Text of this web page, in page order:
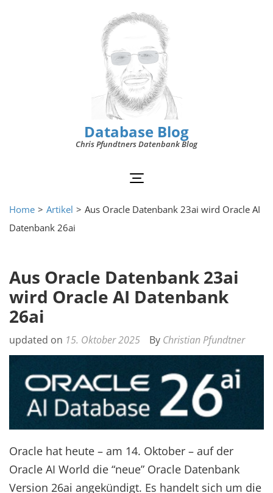
Database Blog
Chris Pfundtners Datenbank Blog
Home > Artikel > Aus Oracle Datenbank 23ai wird Oracle AI
Datenbank 26ai
Aus Oracle Datenbank 23ai
wird Oracle AI Datenbank
26ai
updated on 15. Oktober 2025 By Christian Pfundtner
Oracle hat heute – am 14. Oktober – auf der
Oracle AI World die “neue” Oracle Datenbank
Version 26ai angekündigt. Es handelt sich um die